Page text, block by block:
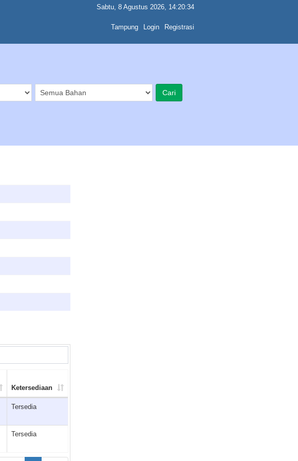
Sabtu, 8 Agustus 2026, 14:20:34
Tampung Login Registrasi
Ketersediaan
Tersedia
Tersedia